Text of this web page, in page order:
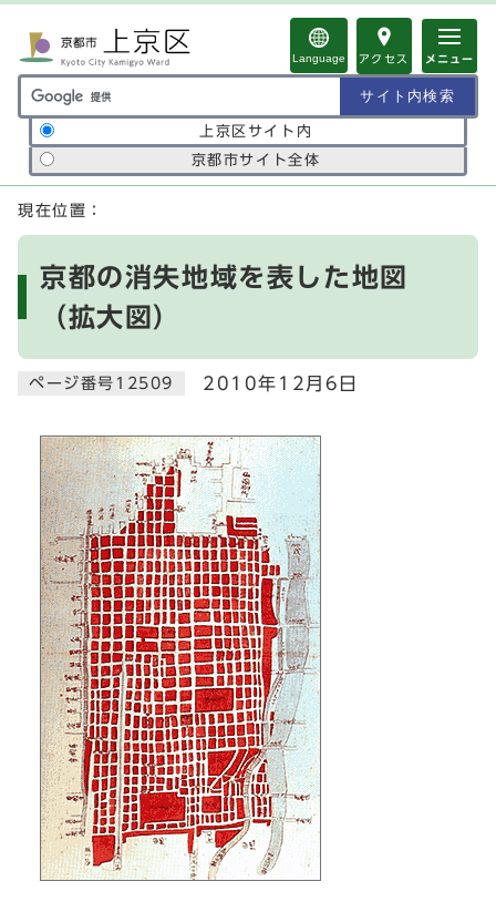
Language アクセス メニュー
サイト内検索の範囲
上京区サイト内
京都市サイト全体
ここから本文です
現在位置：
京都の消失地域を表した地図
（拡大図）
ページ番号12509 2010年12月6日